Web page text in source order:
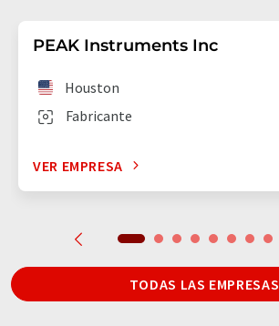
PEAK Instruments Inc
Fabricante
Houston
VER EMPRESA
TODAS LAS EMPRESAS